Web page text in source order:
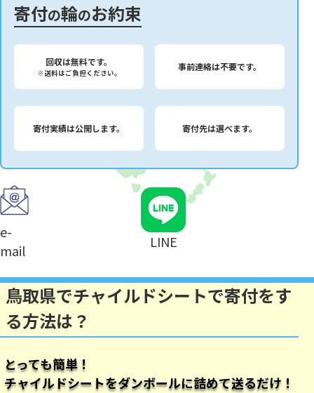
寄付の輪のお約束
回収は無料です。
※送料はご負担ください。
事前連絡は不要です。
寄付実績は公開します。 寄付先は選べます。
e-
mail
LINE
鳥取県でチャイルドシートで寄付をす
る方法は？
とっても簡単！
チャイルドシートをダンボールに詰めて送るだけ！